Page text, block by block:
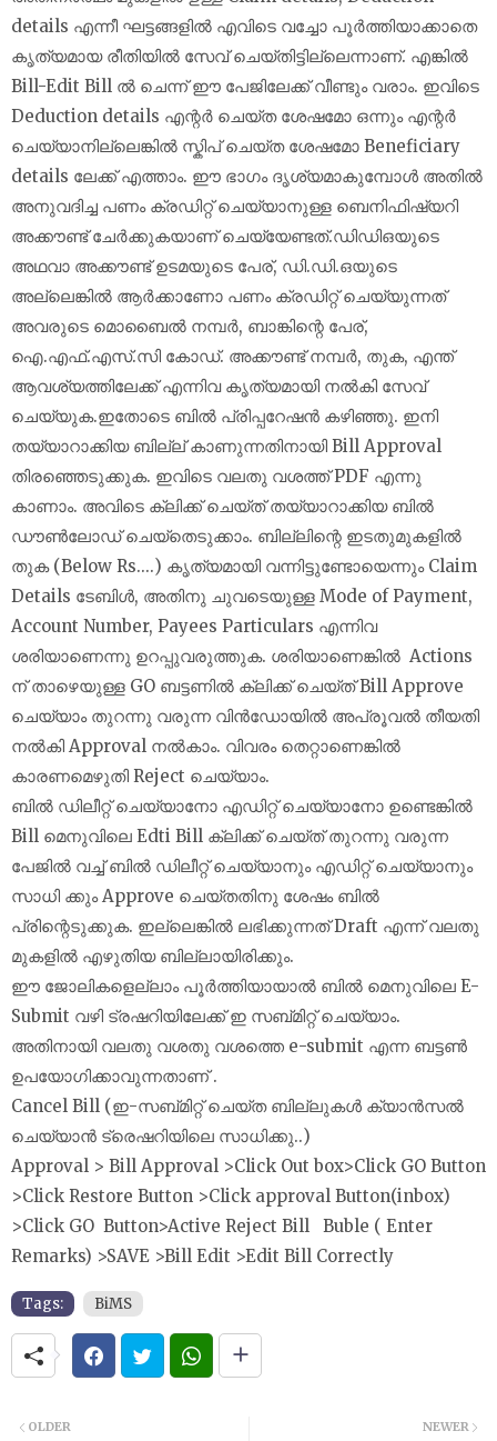
details എന്നീ ഘട്ടങ്ങളില്‍ എവിടെ വച്ചോ പൂര്‍ത്തിയാക്കാതെ
കൃത്യമായ രീതിയില്‍ സേവ് ചെയ്തിട്ടില്ലെന്നാണ്. എങ്കില്‍
Bill-Edit Bill ല്‍ ചെന്ന് ഈ പേജിലേക്ക് വീണ്ടും വരാം. ഇവിടെ
Deduction details എന്റര്‍ ചെയ്ത ശേഷമോ ഒന്നും എന്റര്‍
ചെയ്യാനില്ലെങ്കില്‍ സ്കിപ് ചെയ്ത ശേഷമോ Beneficiary
details ലേക്ക് എത്താം. ഈ ഭാഗം ദൃശ്യമാകുമ്പോള്‍ അതില്‍
അനുവദിച്ച പണം ക്രഡിറ്റ് ചെയ്യാനുള്ള ബെനിഫിഷ്യറി
അക്കൗണ്ട് ചേര്‍ക്കുകയാണ് ചെയ്യേണ്ടത്.ഡിഡിഒയുടെ
അഥവാ അക്കൗണ്ട് ഉടമയുടെ പേര്, ഡി.ഡി.ഒയുടെ
അല്ലെങ്കില്‍ ആര്‍ക്കാണോ പണം ക്രഡിറ്റ് ചെയ്യുന്നത്
അവരുടെ മൊബൈല്‍ നമ്പര്‍, ബാങ്കിന്റെ പേര്,
ഐ.എഫ്.എസ്.സി കോഡ്. അക്കൗണ്ട് നമ്പര്‍, തുക, എന്ത്
ആവശ്യത്തിലേക്ക് എന്നിവ കൃത്യമായി നല്‍കി സേവ്
ചെയ്യുക.ഇതോടെ ബില്‍ പ്രിപ്പറേഷന്‍ കഴിഞ്ഞു. ഇനി
തയ്യാറാക്കിയ ബില്ല് കാണുന്നതിനായി Bill Approval
തിരഞ്ഞെടുക്കുക. ഇവിടെ വലതു വശത്ത് PDF എന്നു
കാണാം. അവിടെ ക്ലിക്ക് ചെയ്ത് തയ്യാറാക്കിയ ബില്‍
ഡൗണ്‍ലോഡ് ചെയ്‌തെടുക്കാം. ബില്ലിന്റെ ഇടതുമുകളില്‍
തുക (Below Rs....) കൃത്യമായി വന്നിട്ടുണ്ടോയെന്നും Claim
Details ടേബിള്‍, അതിനു ചുവടെയുള്ള Mode of Payment,
Account Number, Payees Particulars എന്നിവ
ശരിയാണെന്നു ഉറപ്പുവരുത്തുക. ശരിയാണെങ്കില്‍ Actions
ന് താഴെയുള്ള GO ബട്ടണില്‍ ക്ലിക്ക് ചെയ്ത് Bill Approve
ചെയ്യാം തുറന്നു വരുന്ന വിന്‍ഡോയില്‍ അപ്രൂവല്‍ തീയതി
നല്‍കി Approval നല്‍കാം. വിവരം തെറ്റാണെങ്കില്‍
കാരണമെഴുതി Reject ചെയ്യാം.
ബില്‍ ഡിലീറ്റ് ചെയ്യാനോ എഡിറ്റ് ചെയ്യാനോ ഉണ്ടെങ്കില്‍
Bill മെനുവിലെ Edti Bill ക്ലിക്ക് ചെയ്ത് തുറന്നു വരുന്ന
പേജില്‍ വച്ച് ബില്‍ ഡിലീറ്റ് ചെയ്യാനും എഡിറ്റ് ചെയ്യാനും
സാധി ക്കും Approve ചെയ്തതിനു ശേഷം ബില്‍
പ്രിന്റെടുക്കുക. ഇല്ലെങ്കില്‍ ലഭിക്കുന്നത് Draft എന്ന് വലതു
മുകളില്‍ എഴുതിയ ബില്ലായിരിക്കും.
ഈ ജോലികളെല്ലാം പൂര്‍ത്തിയായാല്‍ ബില്‍ മെനുവിലെ E-
Submit വഴി ട്രഷറിയിലേക്ക് ഇ സബ്മിറ്റ് ചെയ്യാം.
അതിനായി വലതു വശതു വശത്തെ e-submit എന്ന ബട്ടണ്‍
ഉപയോഗിക്കാവുന്നതാണ് .
Cancel Bill (ഇ-സബ്മിറ്റ് ചെയ്ത ബില്ലുകള്‍ ക്യാന്‍സല്‍
ചെയ്യാന്‍ ട്രെഷറിയിലെ സാധിക്കു..)
Approval > Bill Approval >Click Out box>Click GO Button
>Click Restore Button >Click approval Button(inbox)
>Click GO Button>Active Reject Bill Buble ( Enter
Remarks) >SAVE >Bill Edit >Edit Bill Correctly
Tags: BiMS
NEWER
OLDER